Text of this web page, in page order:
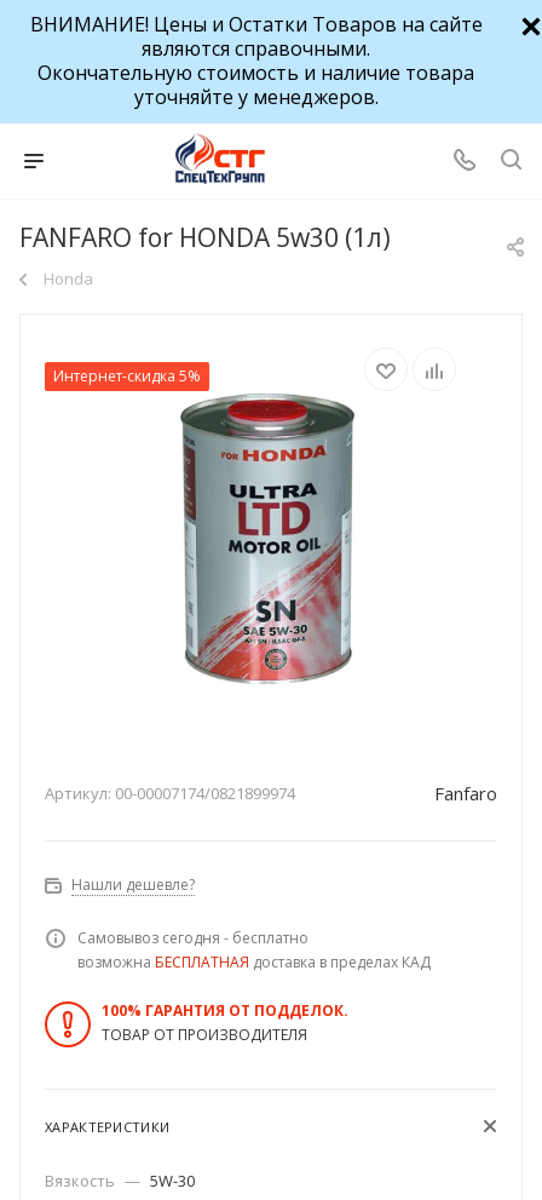
ВНИМАНИЕ! Цены и Остатки Товаров на сайте
являются справочными.
Окончательную стоимость и наличие товара
уточняйте у менеджеров.
FANFARO for HONDA 5w30 (1л)
Honda
Интернет-скидка 5%
Артикул: 00-00007174/0821899974 Fanfaro
Нашли дешевле?
Самовывоз сегодня - бесплатно
возможна БЕСПЛАТНАЯ доставка в пределах КАД
100% ГАРАНТИЯ ОТ ПОДДЕЛОК.
ТОВАР ОТ ПРОИЗВОДИТЕЛЯ
ХАРАКТЕРИСТИКИ
Вязкость — 5W-30